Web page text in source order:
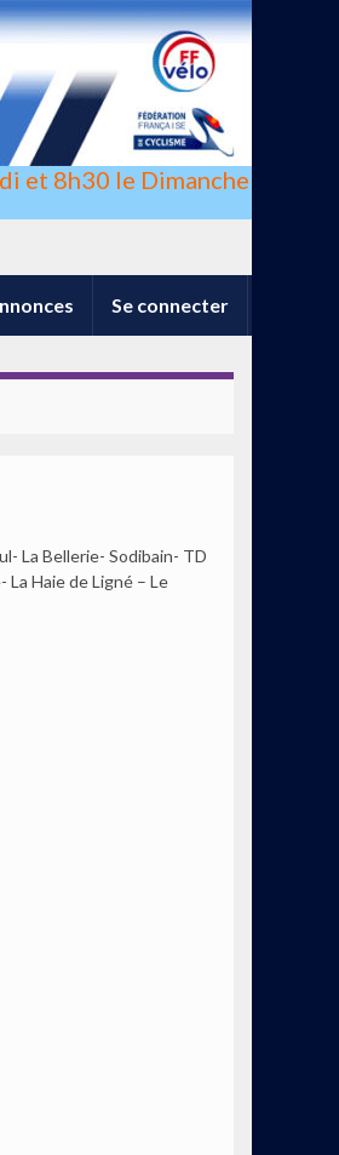
et 8h30 le Dimanche
Se connecter
La Bellerie- Sodibain- TD
Haie de Ligné – Le